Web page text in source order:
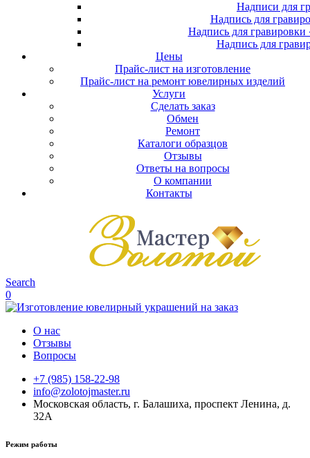
Надписи для
Надпись для
Надпись для
Надпись для
Цены
Прайс-лист на изготовление
Прайс-лист на ремонт ювелирных изделий
Услуги
Сделать заказ
Обмен
Ремонт
Каталоги образцов
Отзывы
Ответы на вопросы
О компании
Контакты
Search
0
О нас
Отзывы
Вопросы
+7 (985) 158-22-98
info@zolotojmaster.ru
Московская область, г. Балашиха, проспект Ленина, д.
32А
Режим работы